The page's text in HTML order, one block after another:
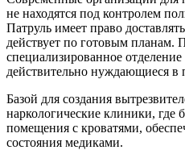
не находятся под контролем
Патруль имеет право
действует по готовым планам.
специализированное
действительно нуждающиеся
Базой для создания
наркологические клиники, где
помещения с кроватями,
состояния медиками.